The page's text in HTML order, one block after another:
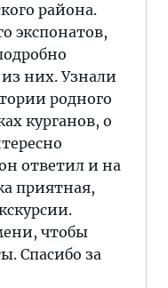
района.
экспонатов,
них. Узнали
родного
курганов, о
ответил и на
приятная,
чтобы
Спасибо за